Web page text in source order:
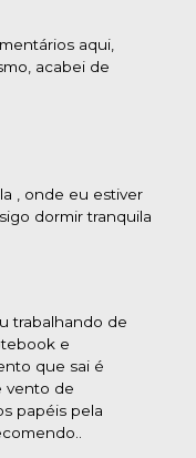
aqui,
acabei de
, onde eu estiver
dormir tranquila
trabalhando de
e
que sai é
vento de
papéis pela